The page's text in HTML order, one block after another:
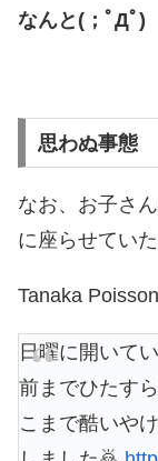
なんと(；ﾟДﾟ)
思わぬ事態
なお、お子さ
に座らせてい
Tanaka
日曜に開いて
前までひたす
こまで酷いや